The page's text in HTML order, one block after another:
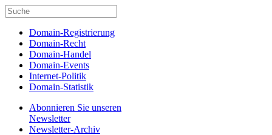
Domain-Registrierung
Domain-Recht
Domain-Handel
Domain-Events
Internet-Politik
Domain-Statistik
Abonnieren Sie unseren
Newsletter
Newsletter-Archiv